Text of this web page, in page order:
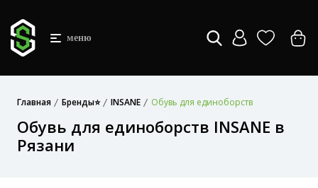
меню
Главная Бренды⭐ INSANE Обувь для единоборств
Обувь для единоборств INSANE в
Рязани